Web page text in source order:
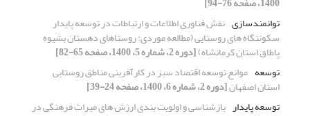
توانمندسازی نقش فناوری اطلاعات و ارتباطات در توسعه پایدار
سکونتگاه های روستایی (مطالعه موردی: روستاهای دهستان بشیوه
پاطاق استان کرمانشاه)[دوره 2، شماره 5، 1400، صفحه 65-82]
توسعه موانع توسعه اقتصاد سبز در کارآفرینی مناطق روستایی
استان اصفهان[دوره 2، شماره 6، 1400، صفحه 24-39]
توسعه پایدار بازشناسی و اولویت بندی ارزش های میراث فرهنگی در